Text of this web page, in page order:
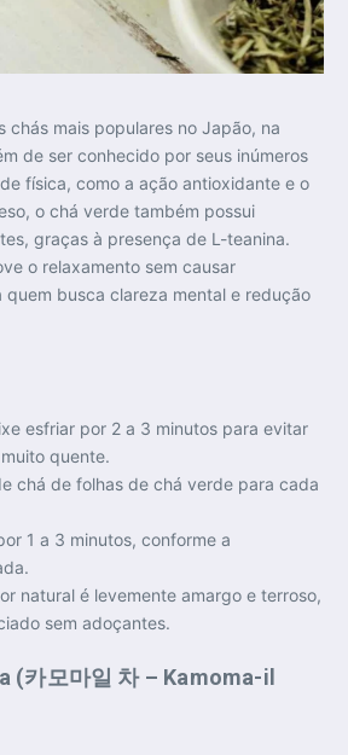
chás mais populares no Japão, na
de ser conhecido por seus inúmeros
física, como a ação antioxidante e o
o chá verde também possui
graças à presença de L-teanina.
o relaxamento sem causar
quem busca clareza mental e redução
esfriar por 2 a 3 minutos para evitar
quente.
chá de folhas de chá verde para cada
1 a 3 minutos, conforme a
natural é levemente amargo e terroso,
sem adoçantes.
(카모마일 차 – Kamoma-il